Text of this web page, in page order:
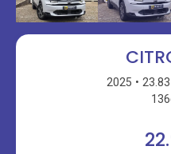
2025